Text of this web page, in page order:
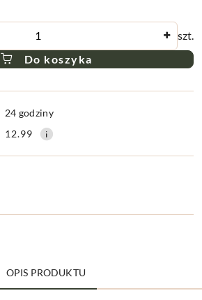
szt.
Do koszyka
24 godziny
12.99
OPIS PRODUKTU